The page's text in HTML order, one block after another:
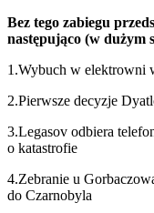
Bez tego zabiegu
następująco (w dużym
1.Wybuch w elektrowni
2.Pierwsze decyzje
3.Legasov odbiera
o katastrofie
4.Zebranie u
do Czarnobyla